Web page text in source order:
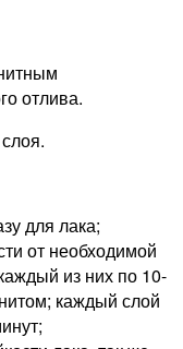
отлива.
для лака;
от необходимой
из них по 10-
каждый слой